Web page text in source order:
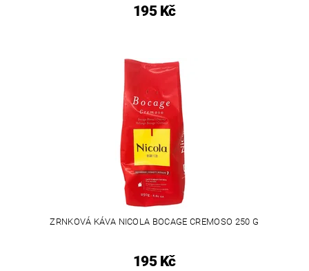
195 Kč
ZRNKOVÁ KÁVA NICOLA BOCAGE CREMOSO 250 G
195 Kč